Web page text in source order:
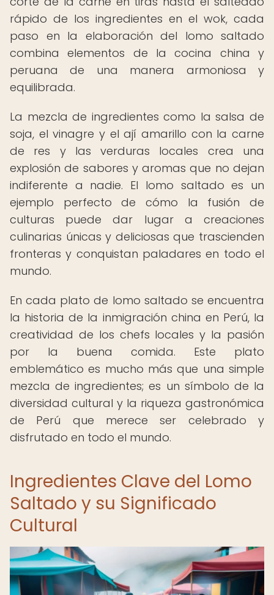
rápido de los ingredientes en el wok, cada
paso en la elaboración del lomo saltado
combina elementos de la cocina china y
peruana de una manera armoniosa y
equilibrada.
La mezcla de ingredientes como la salsa de
soja, el vinagre y el ají amarillo con la carne
de res y las verduras locales crea una
explosión de sabores y aromas que no dejan
indiferente a nadie. El lomo saltado es un
ejemplo perfecto de cómo la fusión de
culturas puede dar lugar a creaciones
culinarias únicas y deliciosas que trascienden
fronteras y conquistan paladares en todo el
mundo.
En cada plato de lomo saltado se encuentra
la historia de la inmigración china en Perú, la
creatividad de los chefs locales y la pasión
por la buena comida. Este plato
emblemático es mucho más que una simple
mezcla de ingredientes; es un símbolo de la
diversidad cultural y la riqueza gastronómica
de Perú que merece ser celebrado y
disfrutado en todo el mundo.
Ingredientes Clave del Lomo
Saltado y su Significado
Cultural